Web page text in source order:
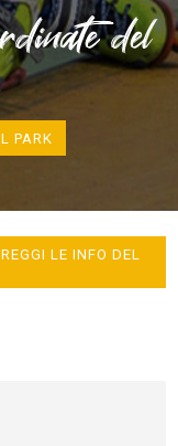
del
PARK
LE INFO DEL